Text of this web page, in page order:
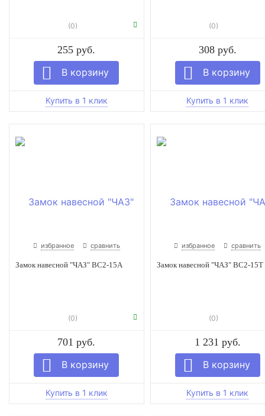
(0)
255 руб.
(0)
308 руб.
избранное сравнить
Замок навесной "ЧАЗ" ВС2-15А
(0)
701 руб.
избранное сравнить
Замок навесной "ЧАЗ" ВС2-15Т
(0)
1 231 руб.